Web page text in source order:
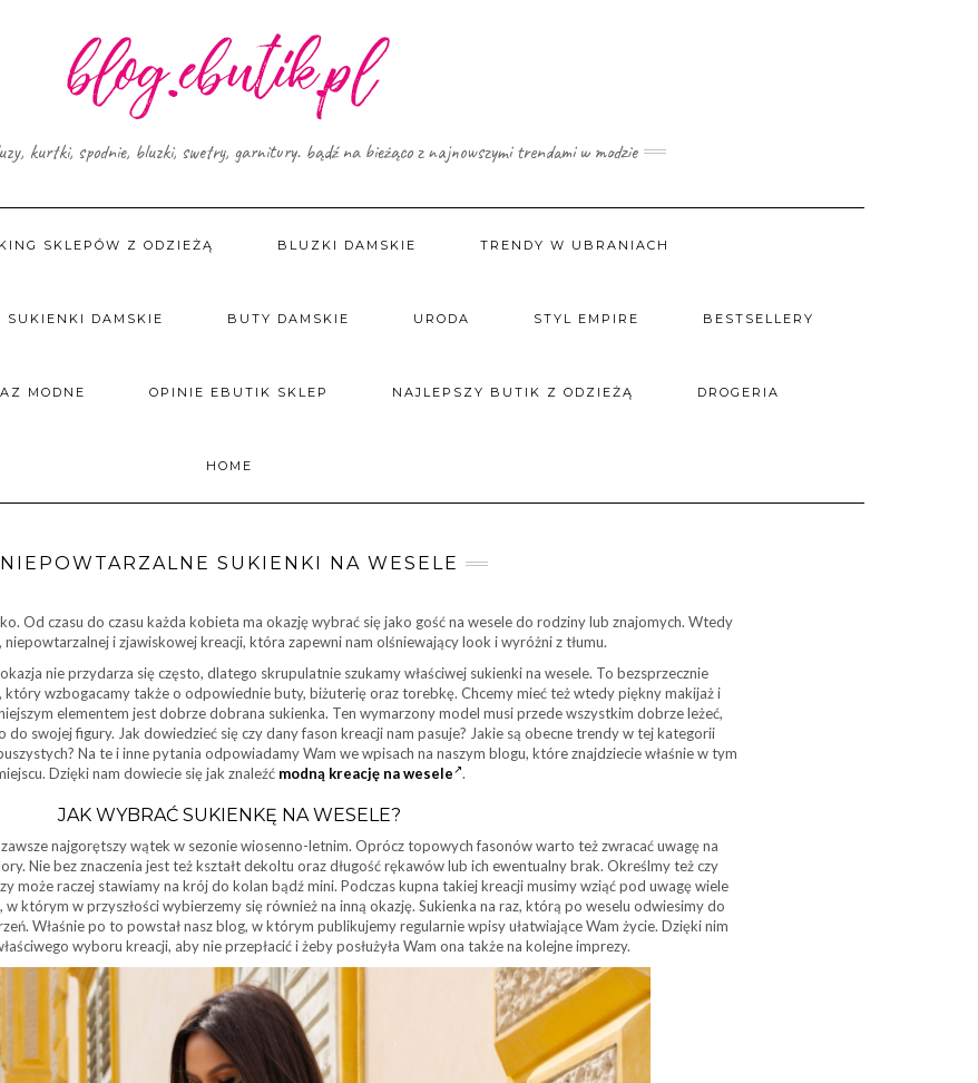
kurtki, spodnie, bluzki, swetry, garnitury. bądź na bieżąco z najnowszymi trendami w modzie
SKLEPÓW Z ODZIEŻĄ BLUZKI DAMSKIE TRENDY W UBRANIACH
SUKIENKI DAMSKIE BUTY DAMSKIE URODA STYL EMPIRE BESTSELLERY
MODNE OPINIE EBUTIK SKLEP NAJLEPSZY BUTIK Z ODZIEŻĄ DROGERIA
HOME
NIEPOWTARZALNE SUKIENKI NA WESELE
Od czasu do czasu każda kobieta ma okazję wybrać się jako gość na wesele do rodziny lub znajomych. Wtedy
niepowtarzalnej i zjawiskowej kreacji, która zapewni nam olśniewający look i wyróżni z tłumu.
nie przydarza się często, dlatego skrupulatnie szukamy właściwej sukienki na wesele. To bezsprzecznie
który wzbogacamy także o odpowiednie buty, biżuterię oraz torebkę. Chcemy mieć też wtedy piękny makijaż i
elementem jest dobrze dobrana sukienka. Ten wymarzony model musi przede wszystkim dobrze leżeć,
swojej figury. Jak dowiedzieć się czy dany fason kreacji nam pasuje? Jakie są obecne trendy w tej kategorii
Na te i inne pytania odpowiadamy Wam we wpisach na naszym blogu, które znajdziecie właśnie w tym
Dzięki nam dowiecie się jak znaleźć modną kreację na wesele .
JAK WYBRAĆ SUKIENKĘ NA WESELE?
najgorętszy wątek w sezonie wiosenno-letnim. Oprócz topowych fasonów warto też zwracać uwagę na
Nie bez znaczenia jest też kształt dekoltu oraz długość rękawów lub ich ewentualny brak. Określmy też czy
może raczej stawiamy na krój do kolan bądź mini. Podczas kupna takiej kreacji musimy wziąć pod uwagę wiele
którym w przyszłości wybierzemy się również na inną okazję. Sukienka na raz, którą po weselu odwiesimy do
Właśnie po to powstał nasz blog, w którym publikujemy regularnie wpisy ułatwiające Wam życie. Dzięki nim
wyboru kreacji, aby nie przepłacić i żeby posłużyła Wam ona także na kolejne imprezy.